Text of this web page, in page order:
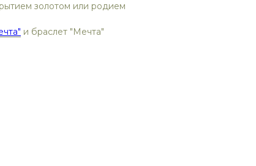
золотом или родием
и браслет "Мечта"